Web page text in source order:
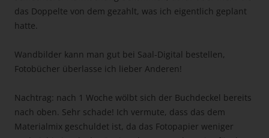
das Doppelte von dem gezahlt, was ich eigentlich geplant
hatte.
Wandbilder kann man gut bei Saal-Digital bestellen,
Fotobücher überlasse ich lieber Anderen!
Nachtrag: nach 1 Woche wölbt sich der Buchdeckel bereits
nach oben. Sehr schade! Ich vermute, dass das dem
Materialmix geschuldet ist, da das Fotopapier weniger